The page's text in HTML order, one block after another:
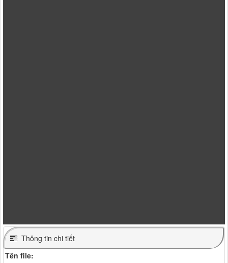
Thông tin chi tiết
Tên file: